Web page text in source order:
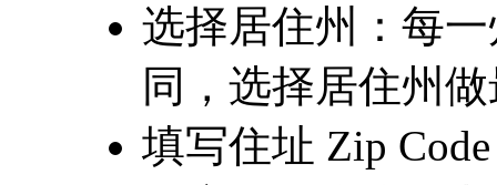
选择居住州：每
同，选择居住州
填写住址 Zip